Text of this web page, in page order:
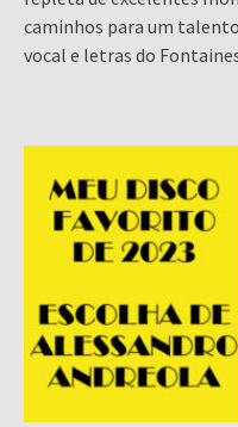
caminhos para um
vocal e letras do